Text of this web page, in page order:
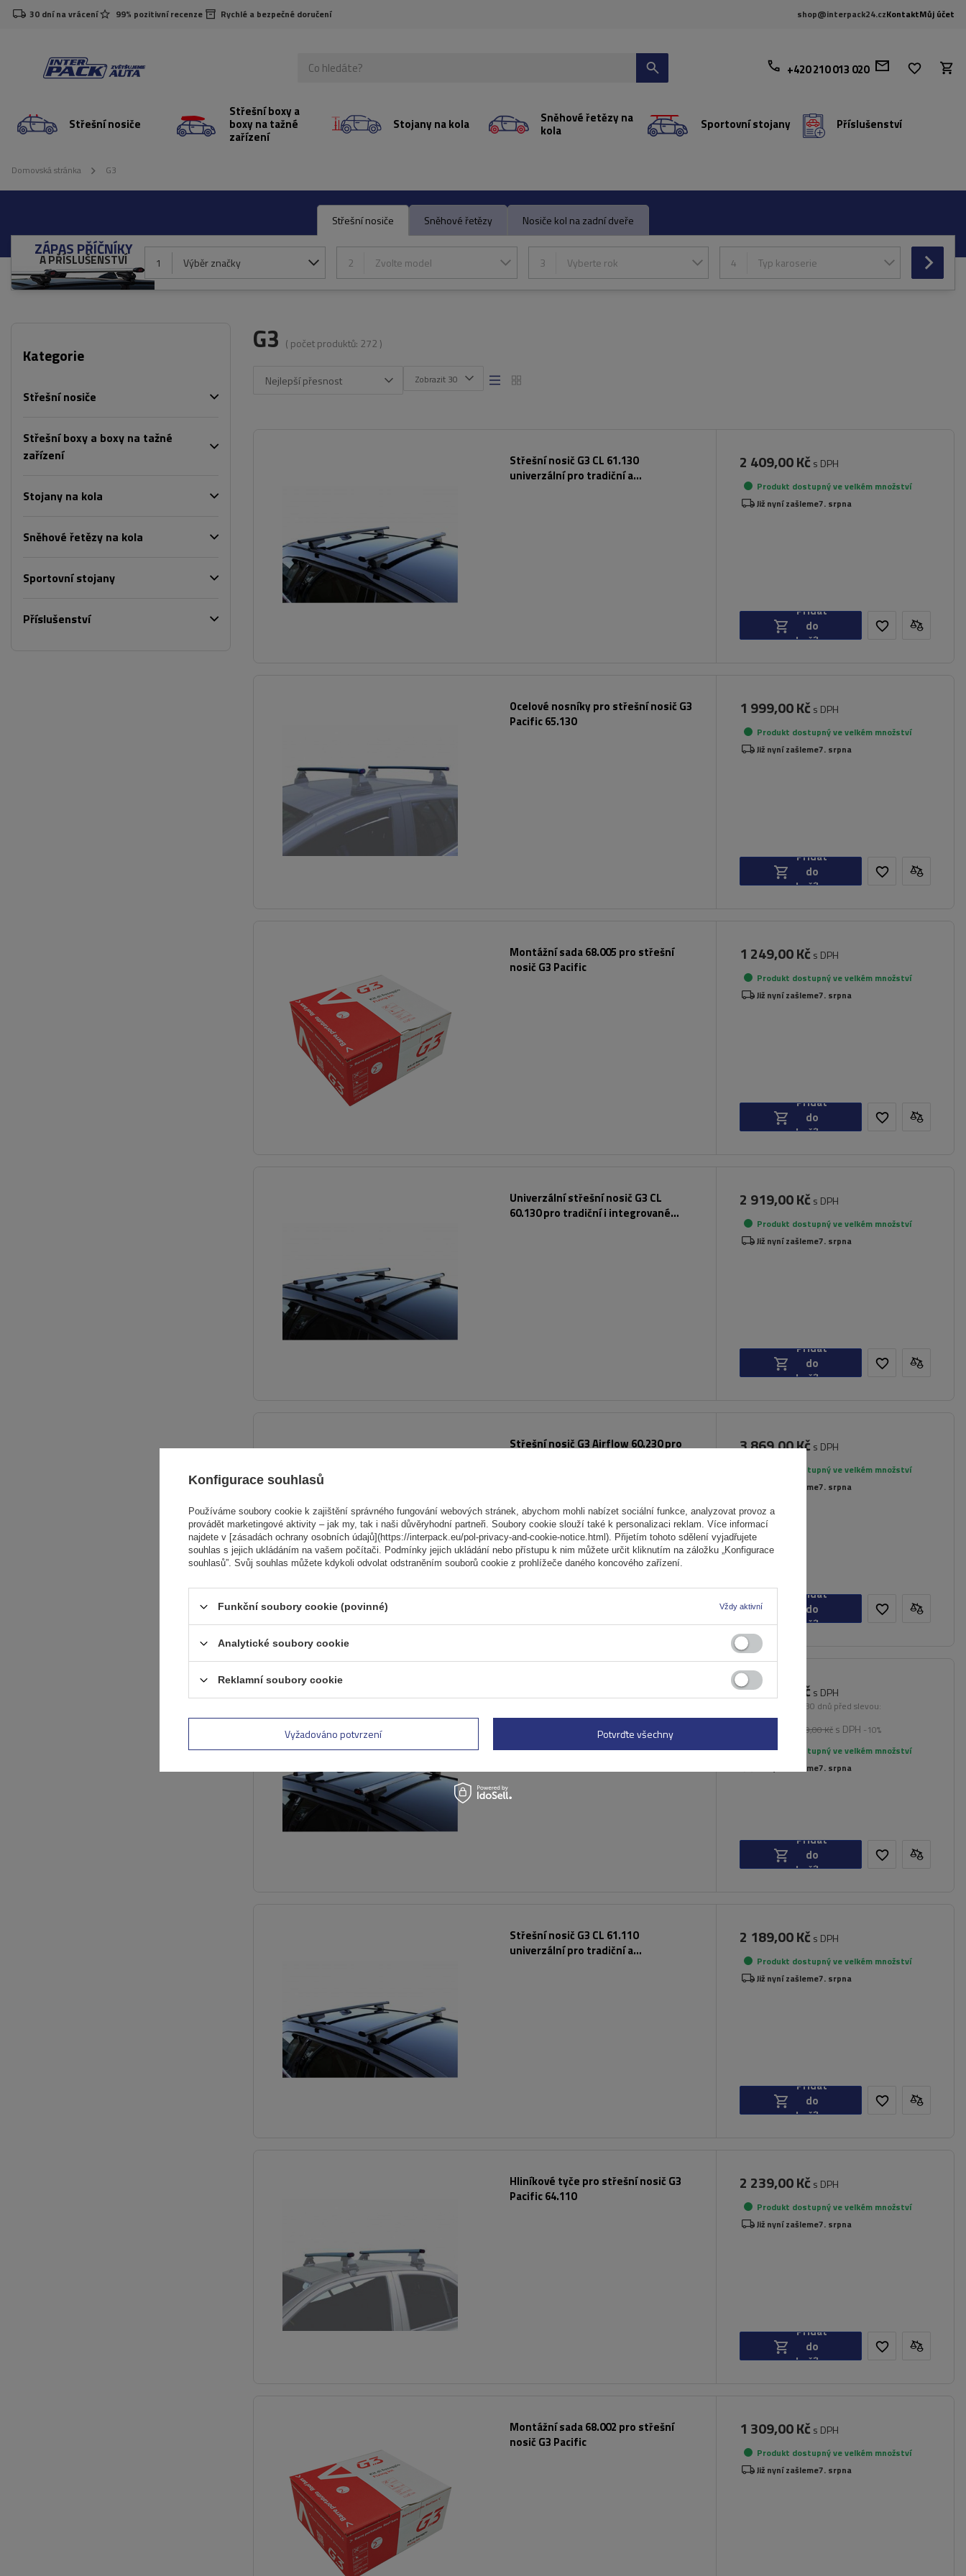
30 dní na vrácení 99% pozitivní recenze Rychlé a bezpečné doručení shop@interpack24.czKontaktMůj účet
+420 210 013 020
Střešní nosiče
Střešní boxy a
boxy na tažné
zařízení
Stojany na kola Sněhové řetězy na
kola Sportovní stojany Příslušenství
Domovská stránka G3
Střešní nosiče Sněhové řetězy Nosiče kol na zadní dveře
ZÁPAS PŘÍČNÍKY
A PŘÍSLUŠENSTVÍ 1 Výběr značky 2 Zvolte model 3 Vyberte rok 4 Typ karoserie
Kategorie
Střešní nosiče
Střešní boxy a boxy na tažné
zařízení
Stojany na kola
Sněhové řetězy na kola
Sportovní stojany
Příslušenství
G3 ( počet produktů: 272 )
Nejlepší přesnost Zobrazit 30
Střešní nosič G3 CL 61.130
univerzální pro tradiční a
2 409,00 Kč s DPH
Produkt dostupný ve velkém množství
Již nyní zašleme7. srpna
Přidat
do
košíku
Ocelové nosníky pro střešní nosič G3
Pacific 65.130
1 999,00 Kč s DPH
Produkt dostupný ve velkém množství
Již nyní zašleme7. srpna
Přidat
do
košíku
Montážní sada 68.005 pro střešní
nosič G3 Pacific
1 249,00 Kč s DPH
Produkt dostupný ve velkém množství
Již nyní zašleme7. srpna
Přidat
do
košíku
Univerzální střešní nosič G3 CL
60.130 pro tradiční i integrované
2 919,00 Kč s DPH
Produkt dostupný ve velkém množství
Již nyní zašleme7. srpna
Přidat
do
košíku
Střešní nosič G3 Airflow 60.230 pro
3 869,00 Kč s DPH
Produkt dostupný ve velkém množství
Již nyní zašleme7. srpna
Přidat
do
košíku
VÝHODNÁ NABÍDKA
hliníkové lyžiny
2 852,00 Kč s DPH
Nejnižší cena od 30 dnů před slevou:
570,00 Kč
3 169,00 Kč s DPH -10%
Produkt dostupný ve velkém množství
Již nyní zašleme7. srpna
Přidat
do
košíku
Střešní nosič G3 CL 61.110
univerzální pro tradiční a
2 189,00 Kč s DPH
Produkt dostupný ve velkém množství
Již nyní zašleme7. srpna
Přidat
do
košíku
Hliníkové tyče pro střešní nosič G3
Pacific 64.110
2 239,00 Kč s DPH
Produkt dostupný ve velkém množství
Již nyní zašleme7. srpna
Přidat
do
košíku
Montážní sada 68.002 pro střešní
nosič G3 Pacific
1 309,00 Kč s DPH
Produkt dostupný ve velkém množství
Již nyní zašleme7. srpna
Konfigurace souhlasů
Používáme soubory cookie k zajištění správného fungování webových stránek, abychom mohli nabízet sociální funkce, analyzovat provoz a
provádět marketingové aktivity – jak my, tak i naši důvěryhodní partneři. Soubory cookie slouží také k personalizaci reklam. Více informací
najdete v [zásadách ochrany osobních údajů](https://interpack.eu/pol-privacy-and-cookie-notice.html). Přijetím tohoto sdělení vyjadřujete
souhlas s jejich ukládáním na vašem počítači. Podmínky jejich ukládání nebo přístupu k nim můžete určit kliknutím na záložku „Konfigurace
souhlasů”. Svůj souhlas můžete kdykoli odvolat odstraněním souborů cookie z prohlížeče daného koncového zařízení.
Funkční soubory cookie (povinné) Vždy aktivní
Analytické soubory cookie
Reklamní soubory cookie
Vyžadováno potvrzení Potvrďte všechny